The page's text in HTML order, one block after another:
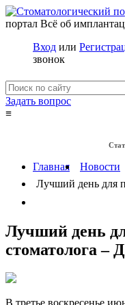
портал Всё об
Вход или
звонок
Задать вопрос
≡
Главная
Новости
Лучший день для
Лучший день
стоматолога –